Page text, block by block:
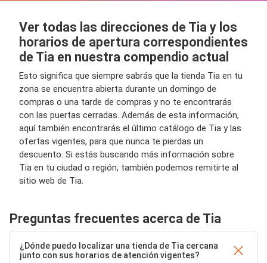
Ver todas las direcciones de Tia y los
horarios de apertura correspondientes
de Tia en nuestra compendio actual
Esto significa que siempre sabrás que la tienda Tia en tu
zona se encuentra abierta durante un domingo de
compras o una tarde de compras y no te encontrarás
con las puertas cerradas. Además de esta información,
aquí también encontrarás el último catálogo de Tia y las
ofertas vigentes, para que nunca te pierdas un
descuento. Si estás buscando más información sobre
Tia en tu ciudad o región, también podemos remitirte al
sitio web de Tia.
Preguntas frecuentes acerca de Tia
¿Dónde puedo localizar una tienda de Tia cercana
junto con sus horarios de atención vigentes?